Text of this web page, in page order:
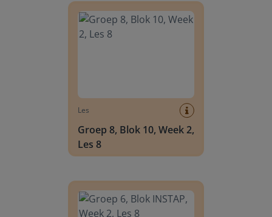
Les
Groep 8, Blok 10, Week 2,
Les 8